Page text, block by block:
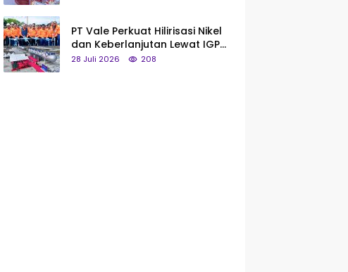
PT Vale Perkuat Hilirisasi Nikel
dan Keberlanjutan Lewat IGP
Morowali
28 Juli 2026 208